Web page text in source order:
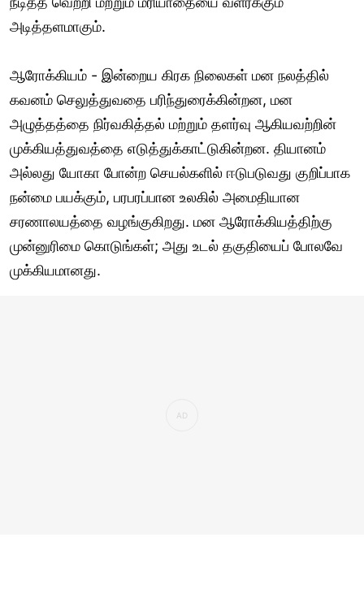
அடித்தளமாகும்.
ஆரோக்கியம் - இன்றைய கிரக நிலைகள் மன நலத்தில்
கவனம் செலுத்துவதை பரிந்துரைக்கின்றன, மன
அழுத்தத்தை நிர்வகித்தல் மற்றும் தளர்வு ஆகியவற்றின்
முக்கியத்துவத்தை எடுத்துக்காட்டுகின்றன. தியானம்
அல்லது யோகா போன்ற செயல்களில் ஈடுபடுவது குறிப்பாக
நன்மை பயக்கும், பரபரப்பான உலகில் அமைதியான
சரணாலயத்தை வழங்குகிறது. மன ஆரோக்கியத்திற்கு
முன்னுரிமை கொடுங்கள்; அது உடல் தகுதியைப் போலவே
முக்கியமானது.